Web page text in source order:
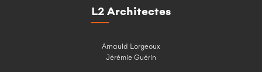
L2 Architectes
Arnauld Lorgeoux
Jérémie Guérin